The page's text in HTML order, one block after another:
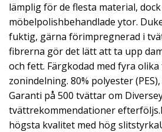
lämplig för de flesta material,
möbelpolishbehandlade ytor.
fuktig, gärna förimpregnerad i
fibrerna gör det lätt att ta upp
och fett. Färgkodad med fyra
zonindelning. 80% polyester
Garanti på 500 tvättar om
tvättrekommendationer
högsta kvalitet med hög